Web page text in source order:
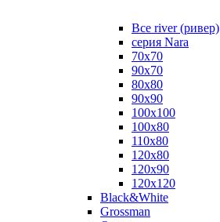
Все river (ривер)
серия Nara
70х70
90х70
80x80
90x90
100x100
100х80
110х80
120x80
120х90
120х120
Black&White
Grossman